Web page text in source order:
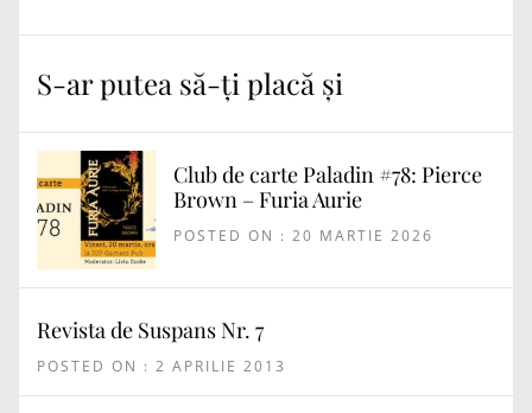
S-ar putea să-ți placă și
Club de carte Paladin #78: Pierce
Brown – Furia Aurie
POSTED ON : 20 MARTIE 2026
Revista de Suspans Nr. 7
POSTED ON : 2 APRILIE 2013